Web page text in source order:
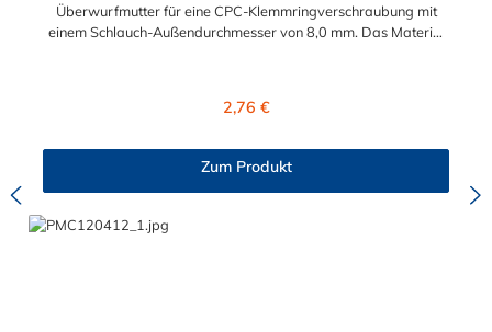
Überwurfmutter für eine CPC-Klemmringverschraubung mit
einem Schlauch-Außendurchmesser von 8,0 mm. Das Material
Regulärer Preis:
2,76 €
Zum Produkt